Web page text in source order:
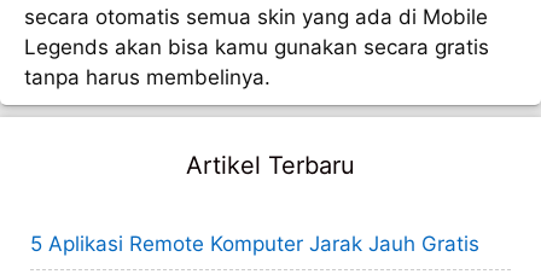
secara otomatis semua skin yang ada di Mobile
Legends akan bisa kamu gunakan secara gratis
tanpa harus membelinya.
Artikel Terbaru
5 Aplikasi Remote Komputer Jarak Jauh Gratis